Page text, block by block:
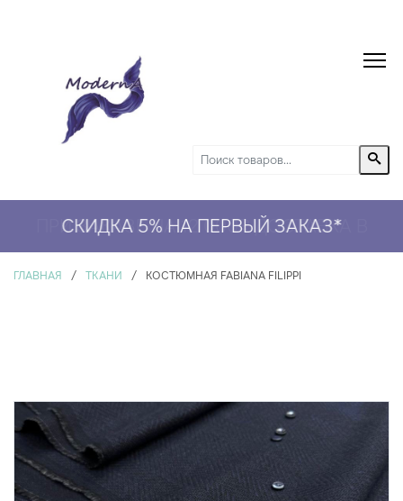
ПРИ ЗАКАЗЕ НА 12 000₽ ДОСТАВКА В
ПОДАРОК*
СКИДКА 5% НА ПЕРВЫЙ ЗАКАЗ*
ГЛАВНАЯ / ТКАНИ / КОСТЮМНАЯ FABIANA FILIPPI